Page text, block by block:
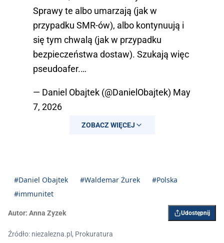
Sprawy te albo umarzają (jak w
przypadku SMR-ów), albo kontynuują i
się tym chwalą (jak w przypadku
bezpieczeństwa dostaw). Szukają więc
pseudoafer.…
— Daniel Obajtek (@DanielObajtek) May
7, 2026
ZOBACZ WIĘCEJ
#Daniel Obajtek #Waldemar Żurek
#Polska
#immunitet
Autor: Anna Zyzek Udostępnij
Źródło: niezalezna.pl, Prokuratura